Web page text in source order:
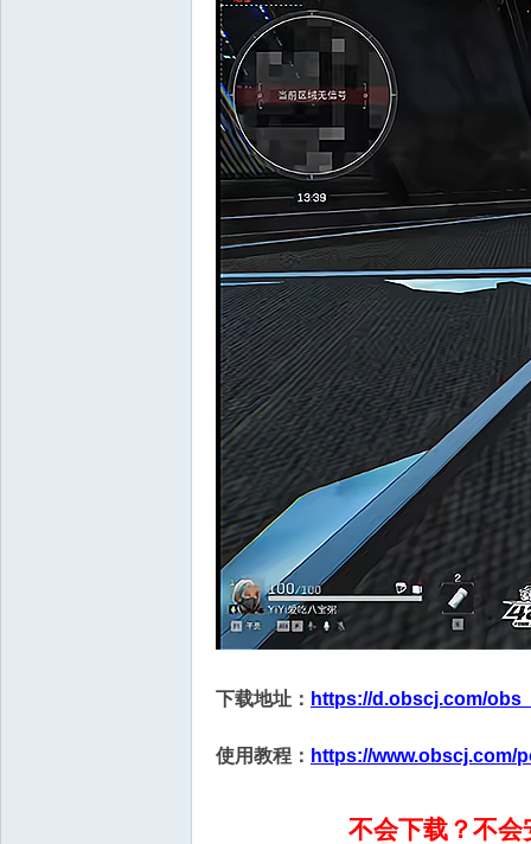
下载地址： https://d.obscj.com/
使用教程： https://www.obscj.com/
不会下载？不